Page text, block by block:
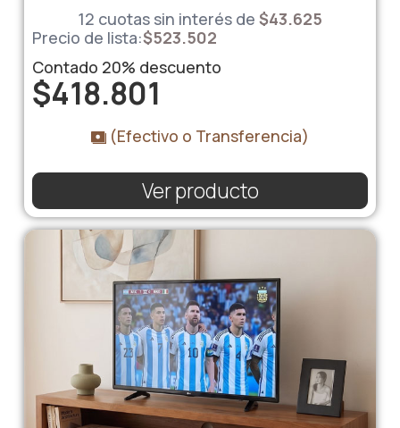
12 cuotas sin interés de $43.625
Precio de lista:$523.502
Contado 20% descuento
$418.801
(Efectivo o Transferencia)
Ver producto